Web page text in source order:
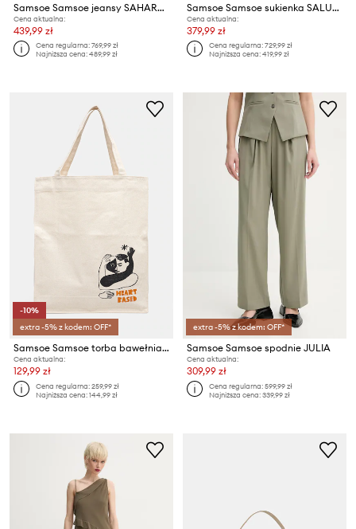
Samsoe Samsoe jeansy SAHARPER
Cena aktualna:
439,99 zł
Cena regularna:769,99 zł
Najniższa cena:489,99 zł
Samsoe Samsoe sukienka SALUCINDY
Cena aktualna:
379,99 zł
Cena regularna:729,99 zł
Najniższa cena:419,99 zł
-10%
extra -5% z kodem: OFF*
Samsoe Samsoe torba bawełniana SAHEART
Cena aktualna:
129,99 zł
Cena regularna:259,99 zł
Najniższa cena:144,99 zł
extra -5% z kodem: OFF*
Samsoe Samsoe spodnie JULIA
Cena aktualna:
309,99 zł
Cena regularna:599,99 zł
Najniższa cena:339,99 zł